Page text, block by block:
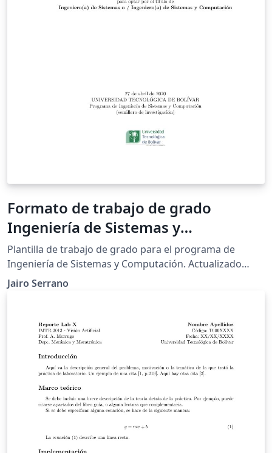
Formato de trabajo de grado
Ingeniería de Sistemas y
Computación
Plantilla de trabajo de grado para el programa de
Ingeniería de Sistemas y Computación. Actualizado
Abril 2020
Jairo Serrano